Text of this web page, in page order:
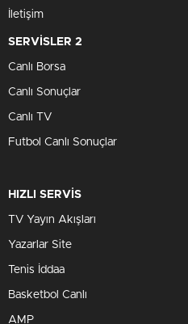
İletişim
SERVİSLER 2
Canlı Borsa
Canlı Sonuçlar
Canlı TV
Futbol Canlı Sonuçlar
HIZLI SERVİS
TV Yayın Akışları
Yazarlar Site
Tenis İddaa
Basketbol Canlı
AMP